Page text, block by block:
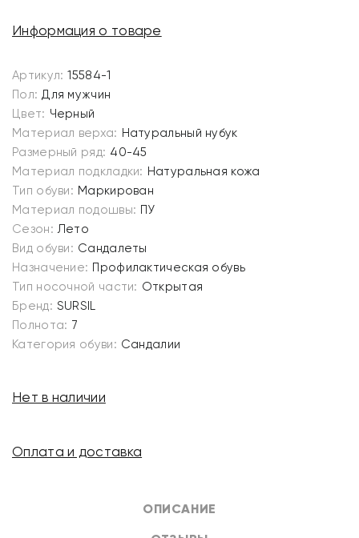
ОПИСАНИЕ
Информация о товаре
Артикул: 15584-1
Пол: Для мужчин
Цвет: Черный
Материал верха: Натуральный нубук
Размерный ряд: 40-45
Материал подкладки: Натуральная кожа
Тип обуви: Маркирован
Материал подошвы: ПУ
Сезон: Лето
Вид обуви: Сандалеты
Назначение: Профилактическая обувь
Тип носочной части: Открытая
Бренд: SURSIL
Полнота: 7
Категория обуви: Сандалии
Нет в наличии
Оплата и доставка